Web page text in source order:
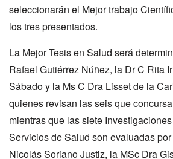
seleccionarán el Mejor trabajo
los tres presentados.
La Mejor Tesis en Salud será
Rafael Gutiérrez Núñez, la Dr C Rita
Sábado y la Ms C Dra Lisset de la
quienes revisan las seis que
mientras que las siete
Servicios de Salud son evaluadas
Nicolás Soriano Justiz, la MSc Dra